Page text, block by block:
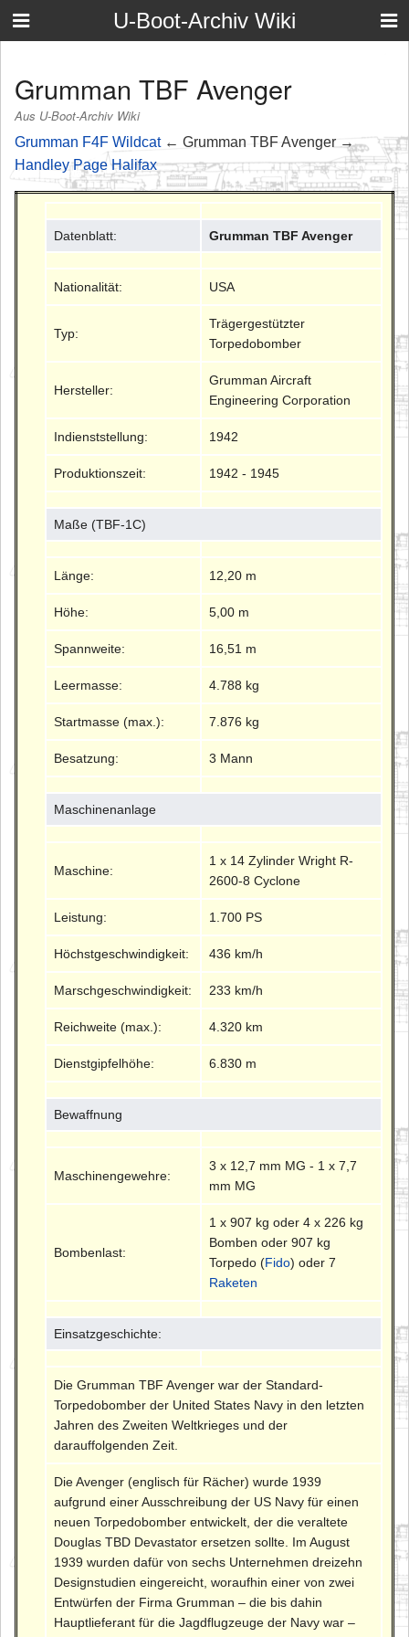
U-Boot-Archiv Wiki
Grumman TBF Avenger
Aus U-Boot-Archiv Wiki
Grumman F4F Wildcat← Grumman TBF Avenger →
Handley Page Halifax
Datenblatt: Grumman TBF Avenger
Nationalität: USA
Typ:
Trägergestützter
Torpedobomber
Hersteller:
Grumman Aircraft
Engineering Corporation
Indienststellung: 1942
Produktionszeit: 1942 - 1945
Maße (TBF-1C)
Länge: 12,20 m
Höhe: 5,00 m
Spannweite: 16,51 m
Leermasse: 4.788 kg
Startmasse (max.): 7.876 kg
Besatzung: 3 Mann
Maschinenanlage
Maschine:
1 x 14 Zylinder Wright R-
2600-8 Cyclone
Leistung: 1.700 PS
Höchstgeschwindigkeit: 436 km/h
Marschgeschwindigkeit: 233 km/h
Reichweite (max.): 4.320 km
Dienstgipfelhöhe: 6.830 m
Bewaffnung
Maschinengewehre:
3 x 12,7 mm MG - 1 x 7,7
mm MG
Bombenlast:
1 x 907 kg oder 4 x 226 kg
Bomben oder 907 kg
Torpedo (Fido) oder 7
Raketen
Einsatzgeschichte:
Die Grumman TBF Avenger war der Standard-
Torpedobomber der United States Navy in den letzten
Jahren des Zweiten Weltkrieges und der
darauffolgenden Zeit.
Die Avenger (englisch für Rächer) wurde 1939
aufgrund einer Ausschreibung der US Navy für einen
neuen Torpedobomber entwickelt, der die veraltete
Douglas TBD Devastator ersetzen sollte. Im August
1939 wurden dafür von sechs Unternehmen dreizehn
Designstudien eingereicht, woraufhin einer von zwei
Entwürfen der Firma Grumman – die bis dahin
Hauptlieferant für die Jagdflugzeuge der Navy war –